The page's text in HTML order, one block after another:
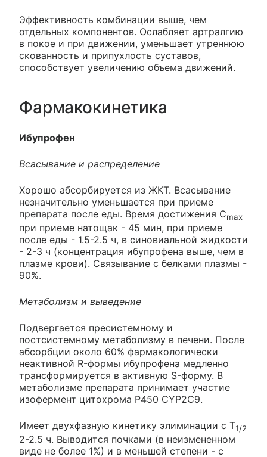
Эффективность комбинации выше, чем
отдельных компонентов. Ослабляет артралгию
в покое и при движении, уменьшает утреннюю
скованность и припухлость суставов,
способствует увеличению объема движений.
Фармакокинетика
Ибупрофен
Всасывание и распределение
Хорошо абсорбируется из ЖКТ. Всасывание
незначительно уменьшается при приеме
препарата после еды. Время достижения Cmax
при приеме натощак - 45 мин, при приеме
после еды - 1.5-2.5 ч, в синовиальной жидкости
- 2-3 ч (концентрация ибупрофена выше, чем в
плазме крови). Связывание с белками плазмы -
90%.
Метаболизм и выведение
Подвергается пресистемному и
постсистемному метаболизму в печени. После
абсорбции около 60% фармакологически
неактивной R-формы ибупрофена медленно
трансформируется в активную S-форму. В
метаболизме препарата принимает участие
изофермент цитохрома Р450 CYP2C9.
Имеет двухфазную кинетику элиминации с T1/2
2-2.5 ч. Выводится почками (в неизмененном
виде не более 1%) и в меньшей степени - с